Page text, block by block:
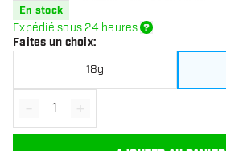
En stock
Expédié sous 24 heures
Faites un choix:
18g
Diminuer la quantité
- Augmenter la quantité
+